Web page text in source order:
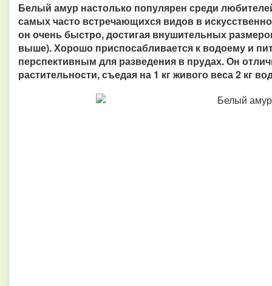
Белый амур настолько популярен среди
самых часто встречающихся видов в
он очень быстро, достигая внушительных
выше).Хорошо приспосабливается к водоему и
перспективным для разведения в прудах.Он
растительности, съедая на 1 кг живого веса 2 кг